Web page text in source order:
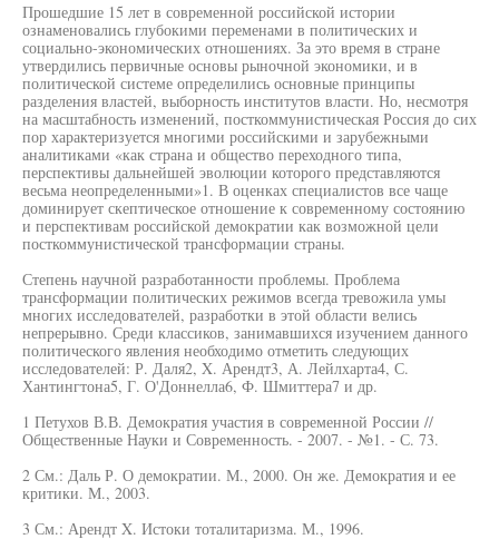
Прошедшие 15 лет в современной российской истории
ознаменовались глубокими переменами в политических и
социально-экономических отношениях. За это время в стране
утвердились первичные основы рыночной экономики, и в
политической системе определились основные принципы
разделения властей, выборность институтов власти. Но, несмотря
на масштабность изменений, посткоммунистическая Россия до сих
пор характеризуется многими российскими и зарубежными
аналитиками «как страна и общество переходного типа,
перспективы дальнейшей эволюции которого представляются
весьма неопределенными»1. В оценках специалистов все чаще
доминирует скептическое отношение к современному состоянию
и перспективам российской демократии как возможной цели
посткоммунистической трансформации страны.
Степень научной разработанности проблемы. Проблема
трансформации политических режимов всегда тревожила умы
многих исследователей, разработки в этой области велись
непрерывно. Среди классиков, занимавшихся изучением данного
политического явления необходимо отметить следующих
исследователей: Р. Даля2, X. Арендт3, А. Лейлхарта4, С.
Хантингтона5, Г. О'Доннелла6, Ф. Шмиттера7 и др.
1 Петухов В.В. Демократия участия в современной России //
Общественные Науки и Современность. - 2007. - №1. - С. 73.
2 См.: Даль Р. О демократии. М., 2000. Он же. Демократия и ее
критики. М., 2003.
3 См.: Арендт X. Истоки тоталитаризма. М., 1996.